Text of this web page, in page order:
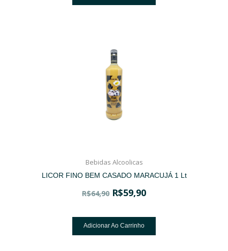
Bebidas Alcoolicas
LICOR FINO BEM CASADO MARACUJÁ 1 Lt
R$64,90 R$59,90
Adicionar Ao Carrinho